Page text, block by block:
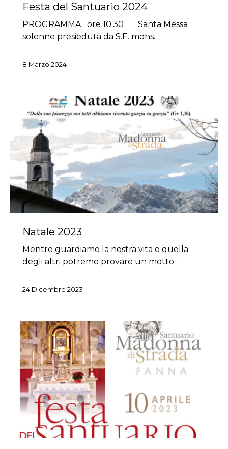
Festa del Santuario 2024
PROGRAMMA ore 10.30 Santa Messa
solenne presieduta da S.E. mons.…
8 Marzo 2024
Natale 2023
Mentre guardiamo la nostra vita o quella
degli altri potremo provare un motto…
24 Dicembre 2023